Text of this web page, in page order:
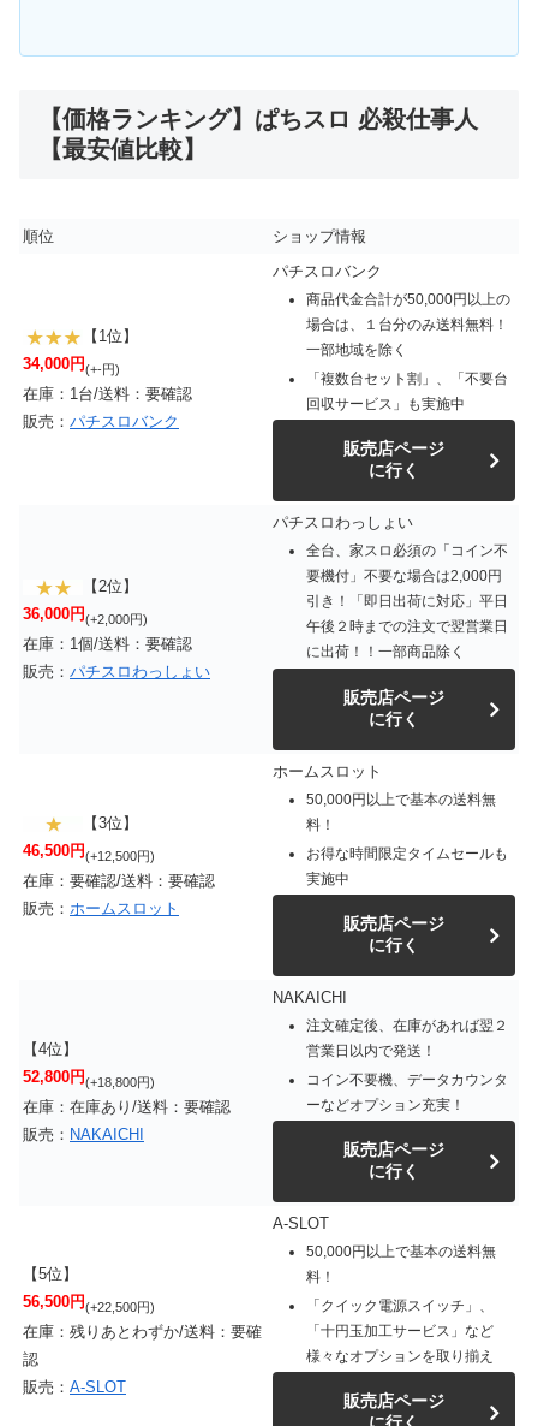
【価格ランキング】ぱちスロ 必殺仕事人
【最安値比較】
順位 ショップ情報
【1位】
34,000円(+-円)
在庫：1台/送料：要確認
販売： パチスロバンク
パチスロバンク
商品代金合計が50,000円以上の
場合は、１台分のみ送料無料！
一部地域を除く
「複数台セット割」、「不要台
回収サービス」も実施中
販売店ページ
に行く
【2位】
36,000円(+2,000円)
在庫：1個/送料：要確認
販売： パチスロわっしょい
パチスロわっしょい
全台、家スロ必須の「コイン不
要機付」不要な場合は2,000円
引き！「即日出荷に対応」平日
午後２時までの注文で翌営業日
に出荷！！一部商品除く
販売店ページ
に行く
【3位】
46,500円(+12,500円)
在庫：要確認/送料：要確認
販売： ホームスロット
ホームスロット
50,000円以上で基本の送料無
料！
お得な時間限定タイムセールも
実施中
販売店ページ
に行く
【4位】
52,800円(+18,800円)
在庫：在庫あり/送料：要確認
販売： NAKAICHI
NAKAICHI
注文確定後、在庫があれば翌２
営業日以内で発送！
コイン不要機、データカウンタ
ーなどオプション充実！
販売店ページ
に行く
【5位】
56,500円(+22,500円)
在庫：残りあとわずか/送料：要確
認
販売： A-SLOT
A-SLOT
50,000円以上で基本の送料無
料！
「クイック電源スイッチ」、
「十円玉加工サービス」など
様々なオプションを取り揃え
販売店ページ